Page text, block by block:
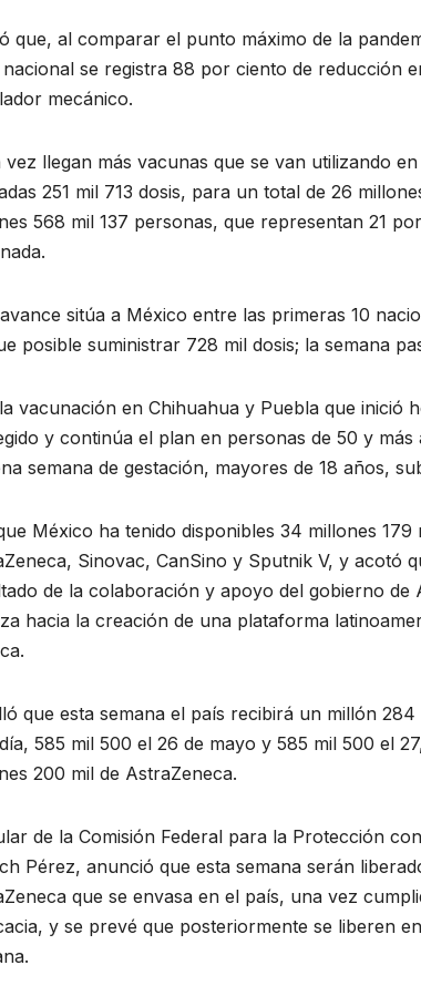
que, al comparar el punto máximo de la
nacional se registra 88 por ciento de reducción
mecánico.
vez llegan más vacunas que se van utilizando
251 mil 713 dosis, para un total de 26
568 mil 137 personas, que representan 21
sitúa a México entre las primeras 10
posible suministrar 728 mil dosis; la semana
vacunación en Chihuahua y Puebla que inició
y continúa el plan en personas de 50 y
semana de gestación, mayores de 18 años,
México ha tenido disponibles 34 millones
Sinovac, CanSino y Sputnik V, y acotó
de la colaboración y apoyo del gobierno
hacia la creación de una plataforma
que esta semana el país recibirá un millón
585 mil 500 el 26 de mayo y 585 mil 500 el
200 mil de AstraZeneca.
de la Comisión Federal para la Protección
Pérez, anunció que esta semana serán
que se envasa en el país, una vez
y se prevé que posteriormente se liberen